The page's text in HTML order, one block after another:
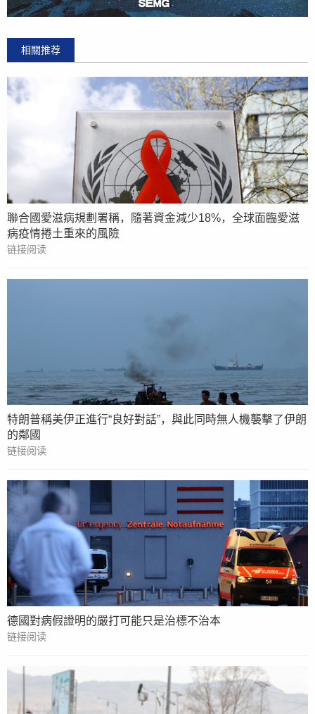
相關推荐
聯合國愛滋病規劃署稱，隨著資金減少18%，全球面臨愛滋
病疫情捲土重來的風險
链接阅读
特朗普稱美伊正進行“良好對話”，與此同時無人機襲擊了伊朗
的鄰國
链接阅读
德國對病假證明的嚴打可能只是治標不治本
链接阅读